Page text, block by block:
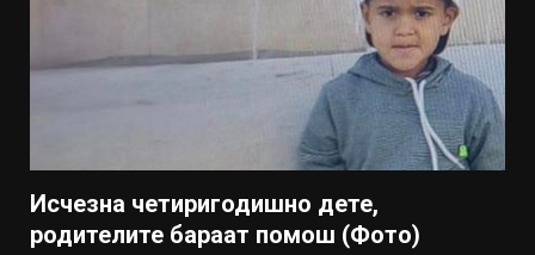
Исчезна четиригодишно дете,
родителите бараат помош (Фото)